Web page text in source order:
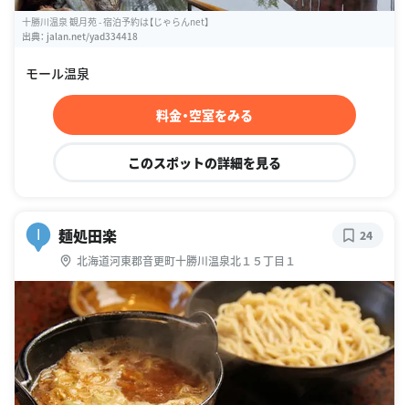
十勝川温泉 観月苑 - 宿泊予約は【じゃらんnet】
出典： jalan.net/yad334418
モール温泉
料金・空室をみる
このスポットの詳細を見る
I 麺処田楽
北海道河東郡音更町十勝川温泉北１５丁目１
24